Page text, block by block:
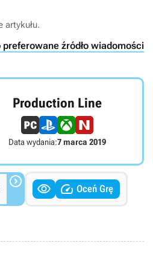
artykułu.
preferowane źródło wiadomości
Production Line
Data wydania:7 marca 2019
   Oceń Grę